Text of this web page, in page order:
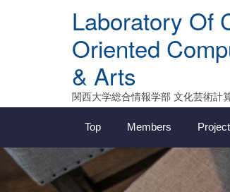
Laboratory Of
Oriented
& Arts
関西大学総合情報学部 文化芸術計
Top Members